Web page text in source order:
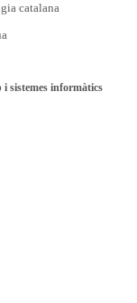
catalana
sistemes informàtics